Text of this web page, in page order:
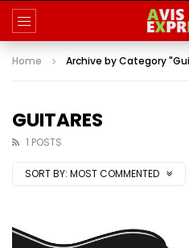
Home Archive by Category
GUITARES
1 POSTS
SORT BY: MOST COMMENTED